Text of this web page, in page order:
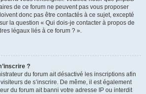
de ce forum ne peuvent pas vous proposer
donc pas être contactés à ce sujet, excepté
la question « Qui dois-je contacter à propos de
légaux liés à ce forum ? ».
?
du forum ait désactivé les inscriptions afin
de s’inscrire. De même, il est également
du forum ait banni votre adresse IP ou interdit